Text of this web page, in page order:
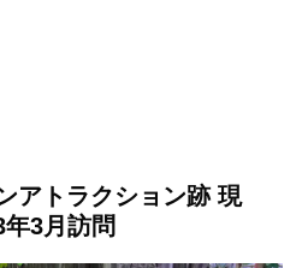
アトラクション跡 現
3月訪問